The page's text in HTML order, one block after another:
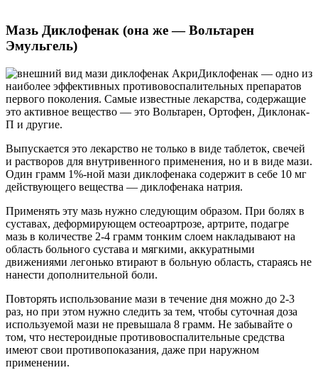
Мазь Диклофенак (она же — Вольтарен
Эмульгель)
Диклофенак — одно из
наиболее эффективных противовоспалительных препаратов
первого поколения. Самые известные лекарства, содержащие
это активное вещество — это Вольтарен, Ортофен, Диклонак-
П и другие.
Выпускается это лекарство не только в виде таблеток, свечей
и растворов для внутривенного применения, но и в виде мази.
Один грамм 1%-ной мази диклофенака содержит в себе 10 мг
действующего вещества — диклофенака натрия.
Применять эту мазь нужно следующим образом. При болях в
суставах, деформирующем остеоартрозе, артрите, подагре
мазь в количестве 2-4 грамм тонким слоем накладывают на
область больного сустава и мягкими, аккуратными
движениями легонько втирают в больную область, стараясь не
нанести дополнительной боли.
Повторять использование мази в течение дня можно до 2-3
раз, но при этом нужно следить за тем, чтобы суточная доза
используемой мази не превышала 8 грамм. Не забывайте о
том, что нестероидные противовоспалительные средства
имеют свои противопоказания, даже при наружном
применении.